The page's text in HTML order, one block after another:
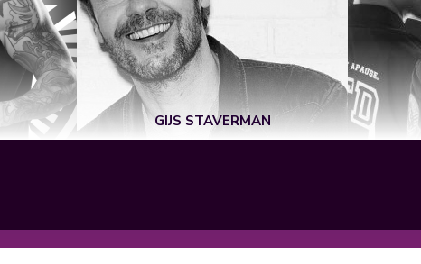
GIJS STAVERMAN